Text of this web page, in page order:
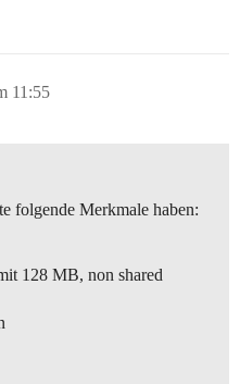
11:55
folgende Merkmale haben:
128 MB, non shared